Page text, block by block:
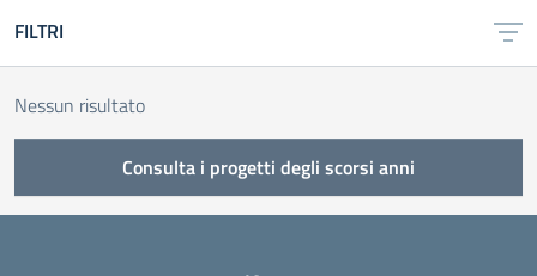
FILTRI
Nessun risultato
Consulta i progetti degli scorsi anni